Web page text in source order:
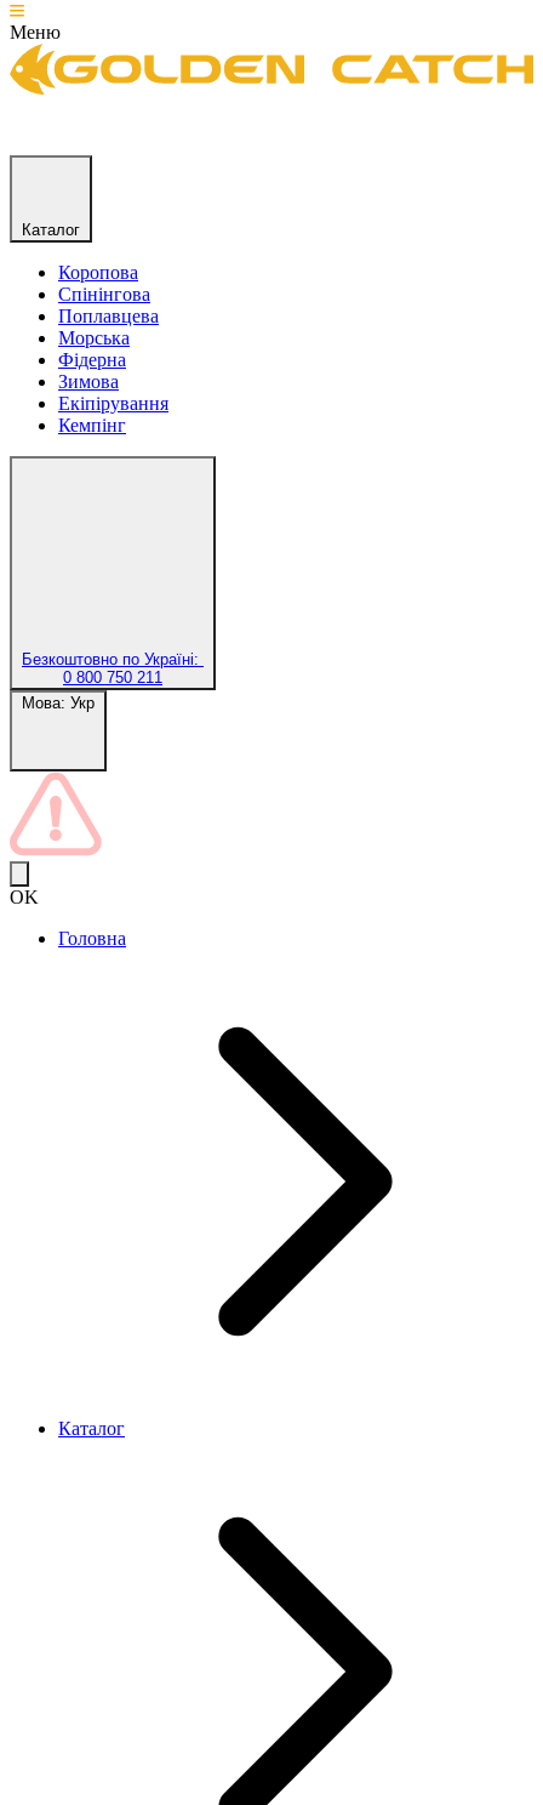
Меню
Каталог
Коропова
Спінінгова
Поплавцева
Морська
Фідерна
Зимова
Екіпірування
Кемпінг
Безкоштовно по Україні:
0 800 750 211
Мова: Укр
OK
Головна
Каталог